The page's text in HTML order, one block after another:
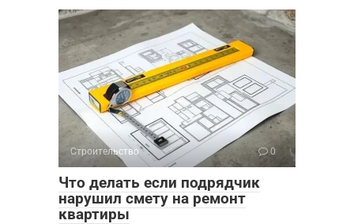
Строительство 0
Что делать если подрядчик
нарушил смету на ремонт
квартиры